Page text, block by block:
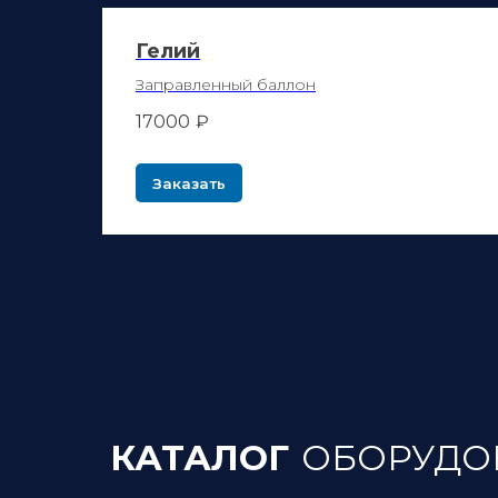
Гелий
Заправленный баллон
17000 ₽
Заказать
КАТАЛОГ
КРИОГЕННОЕ ОБОРУДОВАНИЕ